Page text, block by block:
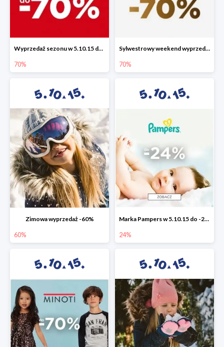
Wyprzedaż sezonu w 5.10.15 do -70%
70%
Sylwestrowy weekend wyprzedaży do -70%
70%
Zimowa wyprzedaż -60%
60%
Marka Pampers w 5.10.15 do -24%
24%